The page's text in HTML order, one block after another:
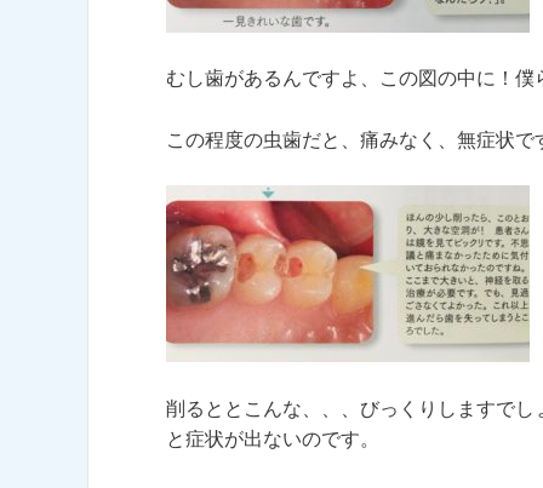
むし歯があるんですよ、この図の中に！
この程度の虫歯だと、痛みなく、無症状で
削るととこんな、、、びっくりしますで
と症状が出ないのです。